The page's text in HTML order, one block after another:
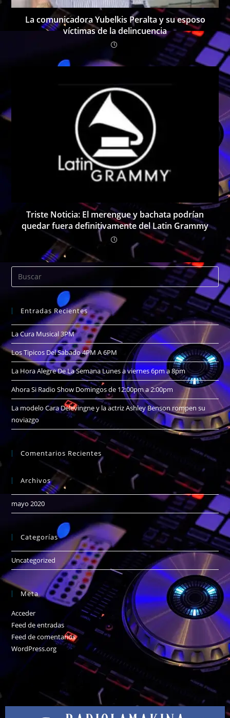
La comunicadora Yubelkis Peralta y su esposo
víctimas de la delincuencia
Triste Noticia: El merengue y bachata podrían
quedar fuera definitivamente del Latin Grammy
Entradas Recientes
La Cura Musical 3PM
Los Tipicos Del Sabado 4PM A 6PM
La Hora Alegre De La Semana Lunes a viernes 6pm a 8pm
Ahora Si Radio Show Domingos de 12:00pm a 2:00pm
La modelo Cara Delevingne y la actriz Ashley Benson rompen su
noviazgo
Comentarios Recientes
Archivos
mayo 2020
Categorías
Uncategorized
Meta
Acceder
Feed de entradas
Feed de comentarios
WordPress.org